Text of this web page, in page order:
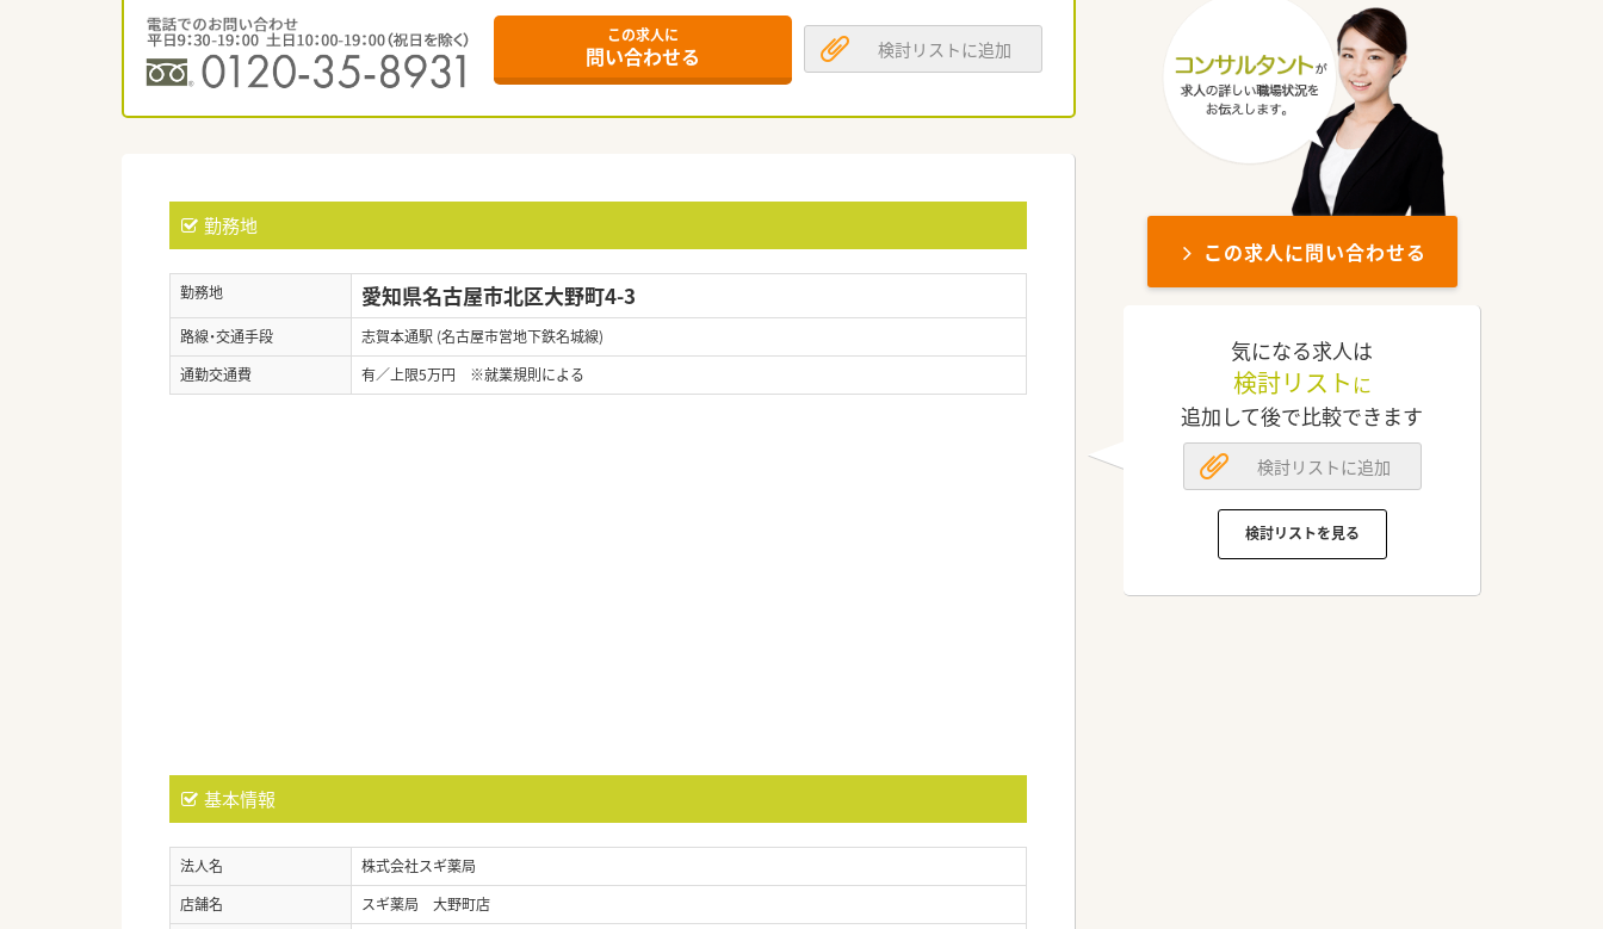
この求人に
問い合わせる 検討リストに追加
勤務地
勤務地 愛知県名古屋市北区大野町4-3
路線・交通手段
志賀本通駅 (名古屋市営地下鉄名城線)
通勤交通費
有／上限5万円 ※就業規則による
基本情報
法人名
株式会社スギ薬局
店舗名
スギ薬局 大野町店
この求人に問い合わせる
気になる求人は
検討リスト に
追加して後で比較できます
検討リストに追加
検討リストを見る